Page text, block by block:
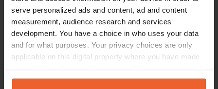
serve personalized ads and content, ad and content
measurement, audience research and services
development. You have a choice in who uses your data
and for what purposes. Your privacy choices are only
applicable on this digital property where you have made
any time from the Cookie Declaration or by clicking on
Carte
Afficher sur la carte
Numéro de téléphone